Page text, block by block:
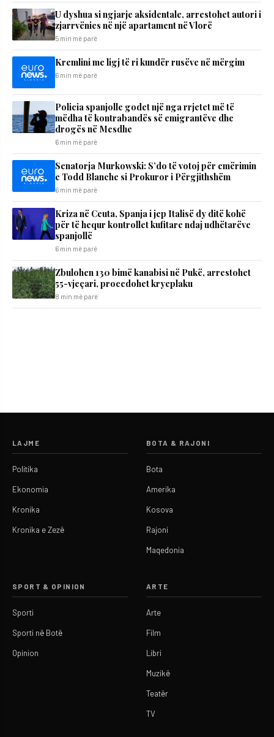
U dyshua si ngjarje aksidentale, arrestohet autori i
zjarrvënies në një apartament në Vlorë
5 min më parë
Kremlini me ligj të ri kundër rusëve në mërgim
6 min më parë
Policia spanjolle godet një nga rrjetet më të
mëdha të kontrabandës së emigrantëve dhe
drogës në Mesdhe
6 min më parë
Senatorja Murkowski: S’do të votoj për emërimin
e Todd Blanche si Prokuror i Përgjithshëm
6 min më parë
Kriza në Ceuta, Spanja i jep Italisë dy ditë kohë
për të hequr kontrollet kufitare ndaj udhëtarëve
spanjollë
6 min më parë
Zbulohen 130 bimë kanabisi në Pukë, arrestohet
55-vjeçari, procedohet kryeplaku
8 min më parë
LAJME
Politika
Ekonomia
Kronika
Kronika e Zezë
BOTA & RAJONI
Bota
Amerika
Kosova
Rajoni
Maqedonia
SPORT & OPINION
Sporti
Sporti në Botë
Opinion
ARTE
Arte
Film
Libri
Muzikë
Teatër
TV